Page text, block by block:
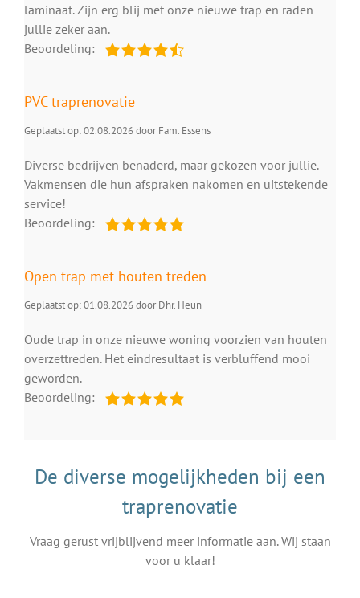
laminaat. Zijn erg blij met onze nieuwe trap en raden
jullie zeker aan.
Beoordeling:
PVC traprenovatie
Geplaatst op: 02.08.2026 door Fam. Essens
Diverse bedrijven benaderd, maar gekozen voor jullie.
Vakmensen die hun afspraken nakomen en uitstekende
service!
Beoordeling:
Open trap met houten treden
Geplaatst op: 01.08.2026 door Dhr. Heun
Oude trap in onze nieuwe woning voorzien van houten
overzettreden. Het eindresultaat is verbluffend mooi
geworden.
Beoordeling:
De diverse mogelijkheden bij een
traprenovatie
Vraag gerust vrijblijvend meer informatie aan. Wij staan
voor u klaar!